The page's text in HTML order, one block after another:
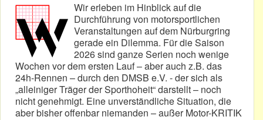
Wir erleben im Hinblick auf die
Durchführung von motorsportlichen
Veranstaltungen auf dem Nürburgring
gerade ein Dilemma. Für die Saison
2026 sind ganze Serien noch wenige
Wochen vor dem ersten Lauf – aber auch z.B. das
24h-Rennen – durch den DMSB e.V. - der sich als
„alleiniger Träger der Sporthoheit“ darstellt – noch
nicht genehmigt. Eine unverständliche Situation, die
aber bisher offenbar niemanden – außer Motor-KRITIK